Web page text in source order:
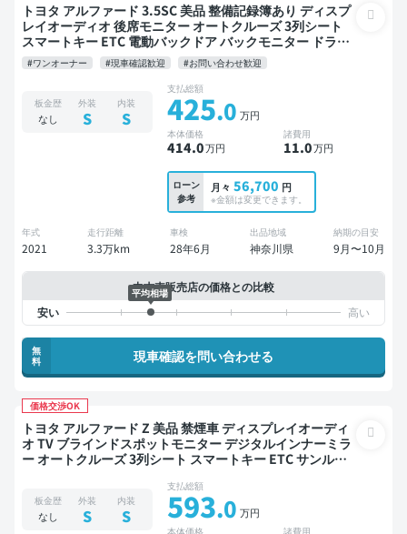
トヨタ アルファード 3.5SC 美品 整備記録簿あり ディスプ
レイオーディオ 後席モニター オートクルーズ 3列シート
スマートキー ETC 電動バックドア バックモニター ドライ
ブレコーダー 社外アルミ リフトアップ 衝突軽減 両側電動
スライドドア 7人乗り
#ワンオーナー #現車確認歓迎 #お問い合わせ歓迎
板金歴
なし
外装
S
内装
S
支払総額
425.0 万円
本体価格
414.0万円
諸費用
11.0万円
ローン
参考
月々 56,700 円
※金額は変更できます。
年式
2021
走行距離
3.3万km
車検
28年6月
出品地域
神奈川県
納期の目安
9月〜10月
中古車販売店の価格との比較
平均相場
無
料
現車確認を問い合わせる
価格交渉OK
トヨタ アルファード Z 美品 禁煙車 ディスプレイオーディ
オ TV ブラインドスポットモニター デジタルインナーミラ
ー オートクルーズ 3列シート スマートキー ETC サンルー
レコーダー 衝突軽減 両側電動スライドドア 7人乗り
板金歴
なし
外装
S
内装
S
支払総額
593.0 万円
本体価格 諸費用